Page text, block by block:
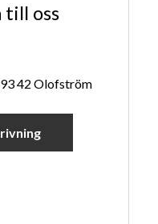
oss
42 Olofström